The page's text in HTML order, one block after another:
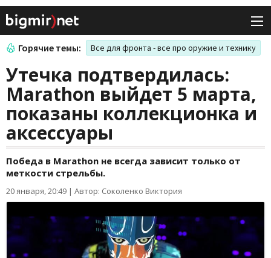
Горячие темы: Все для фронта - все про оружие и технику
Утечка подтвердилась:
Marathon выйдет 5 марта,
показаны коллекционка и
аксессуары
Победа в Marathon не всегда зависит только от
меткости стрельбы.
20 января, 20:49 | Автор: Соколенко Виктория